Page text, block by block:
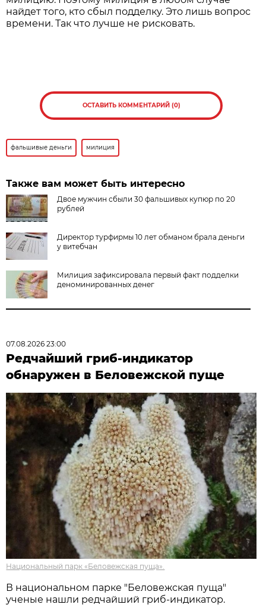
найдет того, кто сбыл подделку. Это лишь вопрос
времени. Так что лучше не рисковать.
ОСТАВИТЬ КОММЕНТАРИЙ (0)
фальшивые деньги милиция
Также вам может быть интересно
Двое мужчин сбыли 30 фальшивых купюр по 20
рублей
Директор турфирмы 10 лет обманом брала деньги
у витебчан
Милиция зафиксировала первый факт подделки
деноминированных денег
07.08.2026 23:00
Редчайший гриб-индикатор
обнаружен в Беловежской пуще
Национальный парк «Беловежская пуща».
В национальном парке "Беловежская пуща"
ученые нашли редчайший гриб-индикатор.